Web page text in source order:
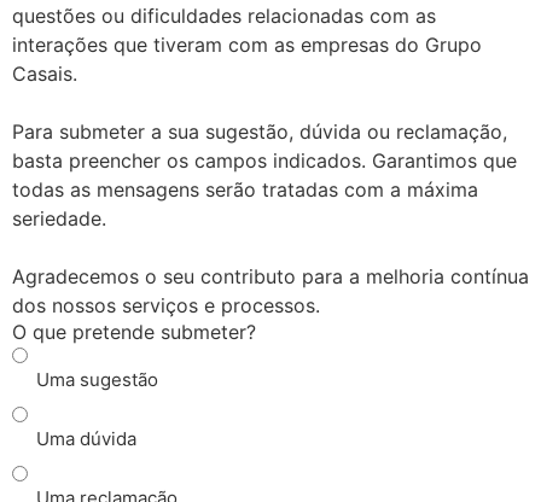
questões ou dificuldades relacionadas com as
interações que tiveram com as empresas do Grupo
Casais.
Para submeter a sua sugestão, dúvida ou reclamação,
basta preencher os campos indicados. Garantimos que
todas as mensagens serão tratadas com a máxima
seriedade.
Agradecemos o seu contributo para a melhoria contínua
dos nossos serviços e processos.
O que pretende submeter?
Uma sugestão
Uma dúvida